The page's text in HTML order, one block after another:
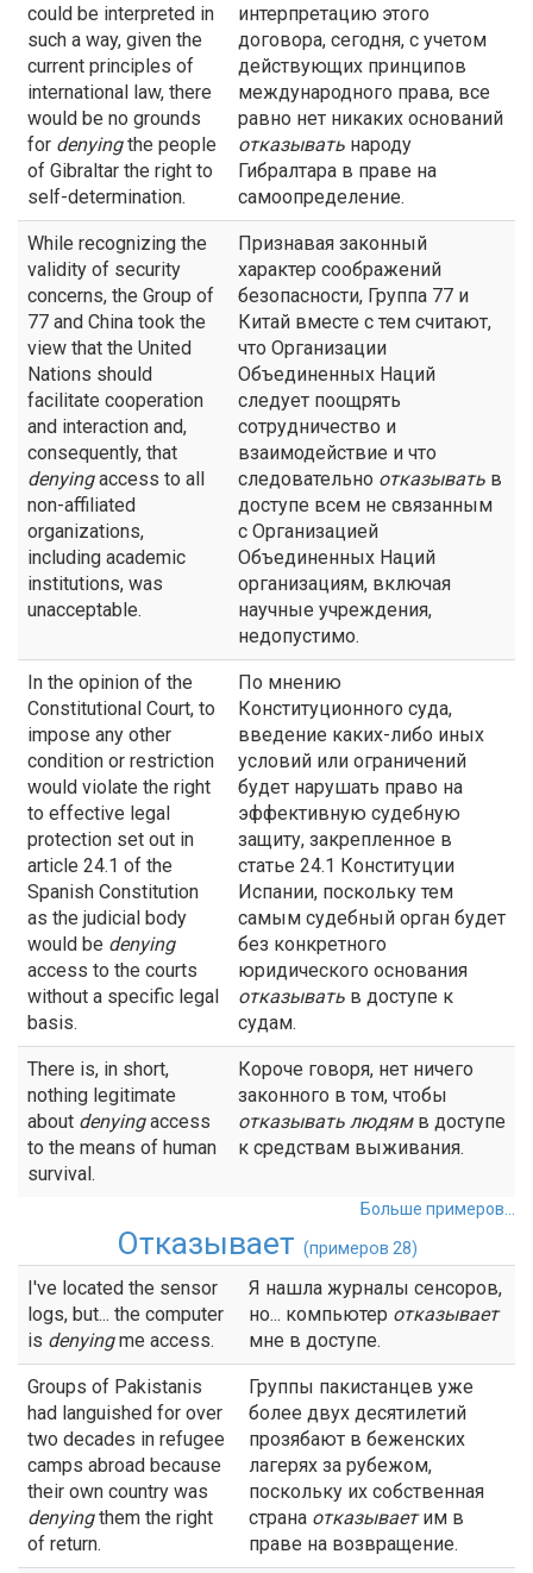
could be interpreted in
such a way, given the
current principles of
international law, there
would be no grounds
for denyingthe people
of Gibraltar the right to
self-determination.
интерпретацию этого
договора, сегодня, с учетом
действующих принципов
международного права, все
равно нет никаких оснований
отказывать народу
Гибралтара в праве на
самоопределение.
While recognizing the
validity of security
concerns, the Group of
77 and China took the
view that the United
Nations should
facilitate cooperation
and interaction and,
consequently, that
denyingaccess to all
non-affiliated
organizations,
including academic
institutions, was
unacceptable.
Признавая законный
характер соображений
безопасности, Группа 77 и
Китай вместе с тем считают,
что Организации
Объединенных Наций
следует поощрять
сотрудничество и
взаимодействие и что
следовательно отказывать в
доступе всем не связанным
с Организацией
Объединенных Наций
организациям, включая
научные учреждения,
недопустимо.
In the opinion of the
Constitutional Court, to
impose any other
condition or restriction
would violate the right
to effective legal
protection set out in
article 24.1 of the
Spanish Constitution
as the judicial body
would be denying
access to the courts
without a specific legal
basis.
По мнению
Конституционного суда,
введение каких-либо иных
условий или ограничений
будет нарушать право на
эффективную судебную
защиту, закрепленное в
статье 24.1 Конституции
Испании, поскольку тем
самым судебный орган будет
без конкретного
юридического основания
отказывать в доступе к
судам.
There is, in short,
nothing legitimate
about denyingaccess
to the means of human
survival.
Короче говоря, нет ничего
законного в том, чтобы
отказывать людямв доступе
к средствам выживания.
Больше примеров...
Отказывает (примеров 28)
I've located the sensor
logs, but... the computer
is denyingme access.
Я нашла журналы сенсоров,
но... компьютер отказывает
мне в доступе.
Groups of Pakistanis
had languished for over
two decades in refugee
camps abroad because
their own country was
denyingthem the right
of return.
Группы пакистанцев уже
более двух десятилетий
прозябают в беженских
лагерях за рубежом,
поскольку их собственная
страна отказываетим в
праве на возвращение.